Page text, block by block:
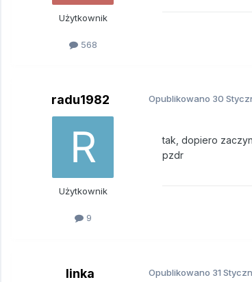
Użytkownik
568
radu1982
Użytkownik
9
Opublikowano 30
tak, dopiero
pzdr
linka Opublikowano 31